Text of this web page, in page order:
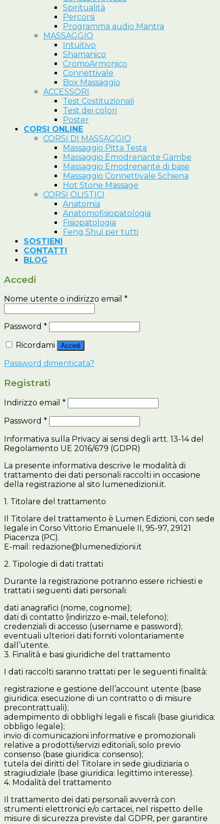
Spiritualità
Percorsi
Programma audio Mantra
MASSAGGIO
Intuitivo
Shamanico
CromoArmonico
Connettivale
Box Massaggio
ACCESSORI
Test Costituzionali
Test dei colori
Poster
CORSI ONLINE
CORSI DI MASSAGGIO
Massaggio Pitta Testa
Massaggio Emodrenante Gambe
Massaggio Emodrenante di base
Massaggio Connettivale Schiena
Hot Stone Massage
CORSI OLISTICI
Anatomia
Anatomofisiopatologia
Fisiopatologia
Feng Shui per tutti
SOSTIENI
CONTATTI
BLOG
Accedi
Nome utente o indirizzo email *
Password *
Ricordami
Accedi
Password dimenticata?
Registrati
Indirizzo email *
Password *
Informativa sulla Privacy ai sensi degli artt. 13-14 del
Regolamento UE 2016/679 (GDPR)
La presente informativa descrive le modalità di
trattamento dei dati personali raccolti in occasione
della registrazione al sito lumenedizioni.it.
1. Titolare del trattamento
Il Titolare del trattamento è Lumen Edizioni, con sede
legale in Corso Vittorio Emanuele II, 95-97, 29121
Piacenza (PC).
E-mail: redazione@lumenedizioni.it
2. Tipologie di dati trattati
Durante la registrazione potranno essere richiesti e
trattati i seguenti dati personali:
dati anagrafici (nome, cognome);
dati di contatto (indirizzo e-mail, telefono);
credenziali di accesso (username e password);
eventuali ulteriori dati forniti volontariamente
dall’utente.
3. Finalità e basi giuridiche del trattamento
I dati raccolti saranno trattati per le seguenti finalità:
registrazione e gestione dell’account utente (base
giuridica: esecuzione di un contratto o di misure
precontrattuali);
adempimento di obblighi legali e fiscali (base giuridica:
obbligo legale);
invio di comunicazioni informative e promozionali
relative a prodotti/servizi editoriali, solo previo
consenso (base giuridica: consenso);
tutela dei diritti del Titolare in sede giudiziaria o
stragiudiziale (base giuridica: legittimo interesse).
4. Modalità del trattamento
Il trattamento dei dati personali avverrà con
strumenti elettronici e/o cartacei, nel rispetto delle
misure di sicurezza previste dal GDPR, per garantire